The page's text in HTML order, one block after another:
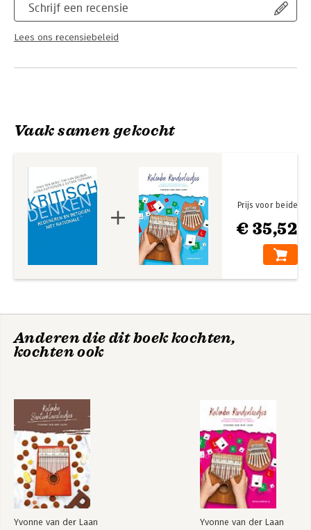
Schrijf een recensie
Lees ons recensiebeleid
Vaak samen gekocht
€ 35,52
Prijs voor beide
Anderen die dit boek kochten,
kochten ook
Yvonne van der Laan Yvonne van der Laan